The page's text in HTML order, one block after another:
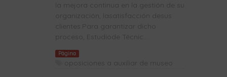
la mejora continua en la gestión de su
organización, lasatisfacción desus
clientes.Para garantizar dicho
proceso, Estudiode Técnic...
Página
oposiciones a auxiliar de museo